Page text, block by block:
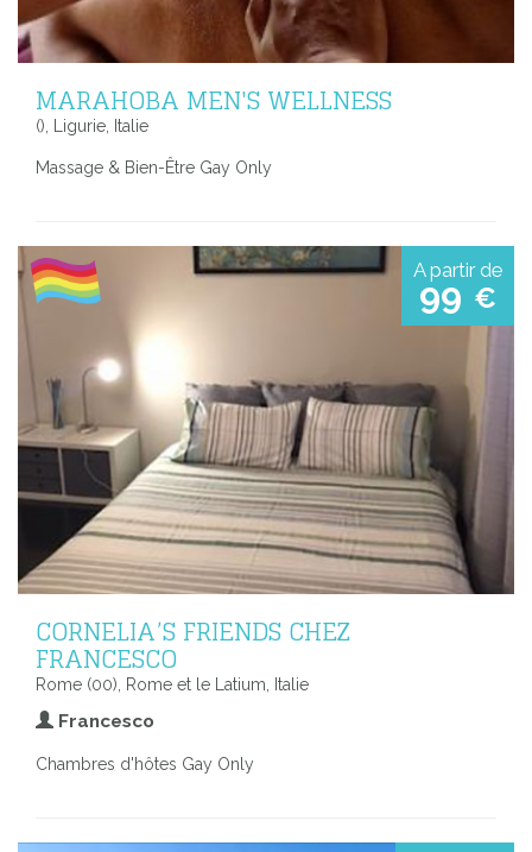
MARAHOBA MEN'S WELLNESS
(), Ligurie, Italie
Massage & Bien-Être Gay Only
A partir de
99 €
CORNELIA’S FRIENDS CHEZ
FRANCESCO
Rome (00), Rome et le Latium, Italie
Francesco
Chambres d'hôtes Gay Only